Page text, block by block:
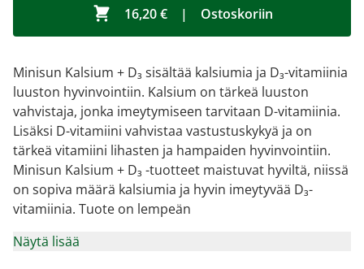
16,20 € | Ostoskoriin
Minisun Kalsium + D₃ sisältää kalsiumia ja D₃-vitamiinia
luuston hyvinvointiin. Kalsium on tärkeä luuston
vahvistaja, jonka imeytymiseen tarvitaan D-vitamiinia.
Lisäksi D-vitamiini vahvistaa vastustuskykyä ja on
tärkeä vitamiini lihasten ja hampaiden hyvinvointiin.
Minisun Kalsium + D₃ -tuotteet maistuvat hyviltä, niissä
on sopiva määrä kalsiumia ja hyvin imeytyvää D₃-
vitamiinia. Tuote on lempeän
Näytä lisää